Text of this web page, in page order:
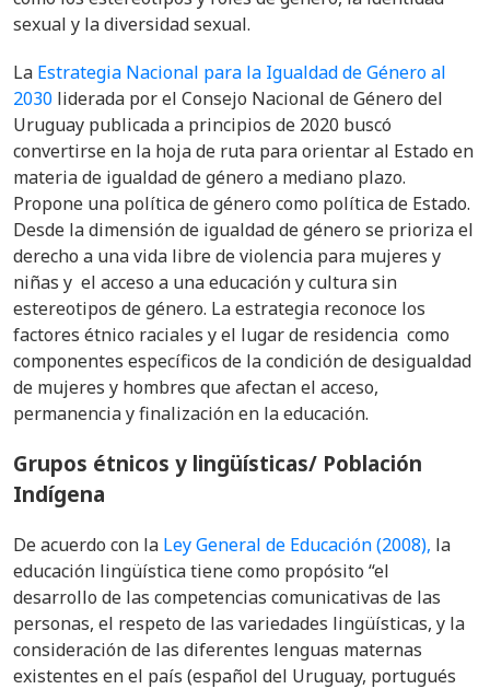
sexual y la diversidad sexual.
La Estrategia Nacional para la Igualdad de Género al
2030 liderada por el Consejo Nacional de Género del
Uruguay publicada a principios de 2020 buscó
convertirse en la hoja de ruta para orientar al Estado en
materia de igualdad de género a mediano plazo.
Propone una política de género como política de Estado.
Desde la dimensión de igualdad de género se prioriza el
derecho a una vida libre de violencia para mujeres y
niñas y el acceso a una educación y cultura sin
estereotipos de género. La estrategia reconoce los
factores étnico raciales y el lugar de residencia como
componentes específicos de la condición de desigualdad
de mujeres y hombres que afectan el acceso,
permanencia y finalización en la educación.
Grupos étnicos y lingüísticas/ Población
Indígena
De acuerdo con la Ley General de Educación (2008), la
educación lingüística tiene como propósito “el
desarrollo de las competencias comunicativas de las
personas, el respeto de las variedades lingüísticas, y la
consideración de las diferentes lenguas maternas
existentes en el país (español del Uruguay, portugués